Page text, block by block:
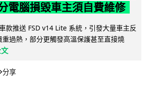
電腦損毀車主須自費維修
款推送 FSD v14 Lite 系統，引發大量車主反
重過熱，部分更觸發高溫保護甚至直接燒
分享